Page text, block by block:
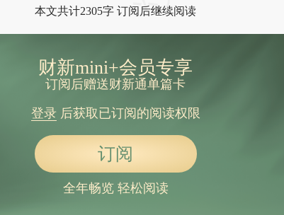
本文共计2305字 订阅后继续阅读
财新mini+会员专享
订阅后赠送财新通单篇卡
登录后获取已订阅的阅读权限
订阅
全年畅览 轻松阅读